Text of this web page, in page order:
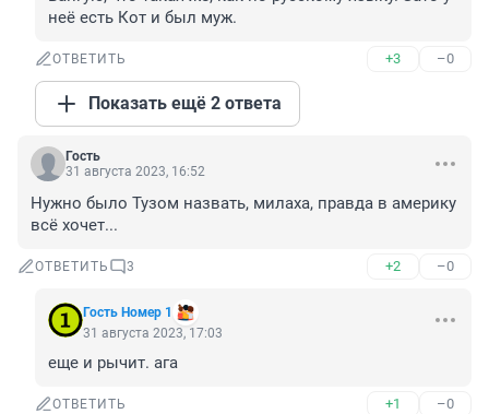
неё есть Кот и был муж.
ОТВЕТИТЬ +3 –0
Показать ещё 2 ответа
Гость
31 августа 2023, 16:52
Нужно было Тузом назвать, милаха, правда в америку
всё хочет...
ОТВЕТИТЬ 3 +2 –0
Гость Номер 1
31 августа 2023, 17:03
еще и рычит. ага
ОТВЕТИТЬ +1 –0